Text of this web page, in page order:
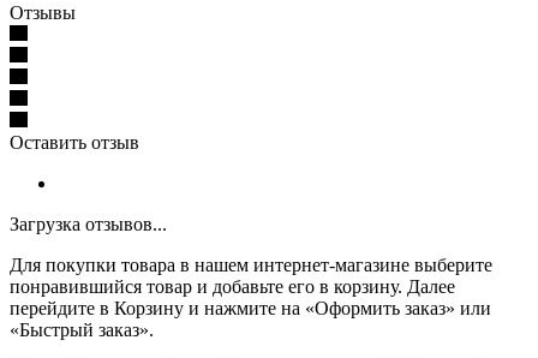
Отзывы
Оставить отзыв
Загрузка отзывов...
Для покупки товара в нашем интернет-магазине выберите
понравившийся товар и добавьте его в корзину. Далее
перейдите в Корзину и нажмите на «Оформить заказ» или
«Быстрый заказ».